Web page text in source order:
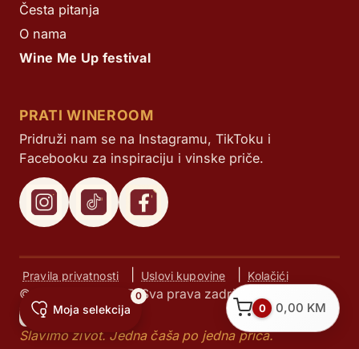
0 0,00 KM
Česta pitanja
O nama
Wine Me Up festival
PRATI WINEROOM
Pridruži nam se na Instagramu, TikToku i
Facebooku za inspiraciju i vinske priče.
Pravila privatnosti Uslovi kupovine Kolačići
© Next d.o.o. 2025. Sva prava zadržana.
Slavimo život. Jedna čaša po jedna priča.
Moja selekcija
0